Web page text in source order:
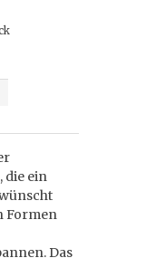
die ein
Formen
Das